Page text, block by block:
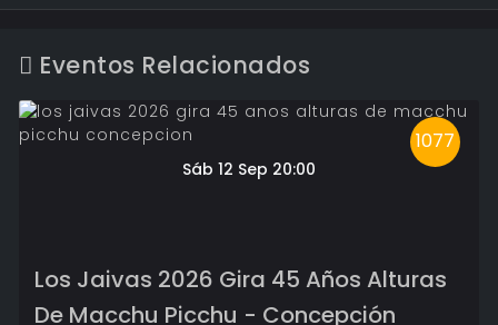
Eventos Relacionados
1077
Sáb 12 Sep 20:00
Los Jaivas 2026 Gira 45 Años Alturas
De Macchu Picchu - Concepción